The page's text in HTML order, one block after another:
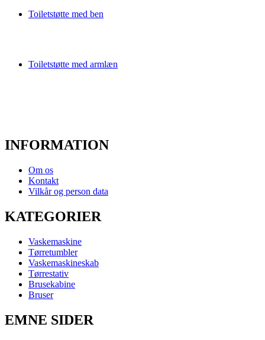
Toiletstøtte med ben
Toiletstøtte med armlæn
INFORMATION
Om os
Kontakt
Vilkår og person data
KATEGORIER
Vaskemaskine
Tørretumbler
Vaskemaskineskab
Tørrestativ
Brusekabine
Bruser
EMNE SIDER